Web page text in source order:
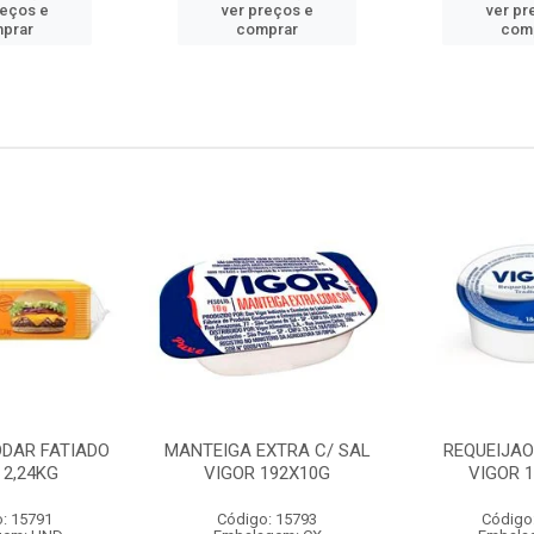
e
ver preços e
comprar
ver
FATIADO
15791
MANTEIGA EXTRA C/ SAL
VIGOR 192X10G
Código: 15793
VIGOR